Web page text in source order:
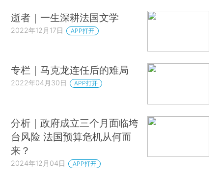
逝者｜一生深耕法国文学
2022年12月17日 APP打开
专栏｜马克龙连任后的难局
2022年04月30日 APP打开
分析｜政府成立三个月面临垮
台风险 法国预算危机从何而
来？
2024年12月04日 APP打开